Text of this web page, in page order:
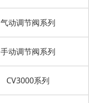
气动调节阀系列
手动调节阀系列
CV3000系列